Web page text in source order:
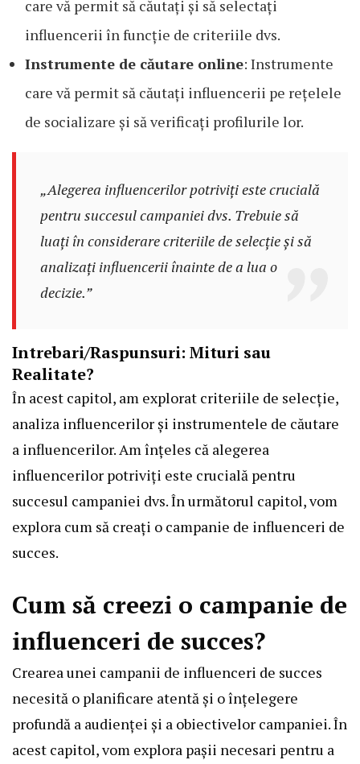
care vă permit să căutați și să selectați
influencerii în funcție de criteriile dvs.
Instrumente de căutare online: Instrumente
care vă permit să căutați influencerii pe rețelele
de socializare și să verificați profilurile lor.
„Alegerea influencerilor potriviți este crucială
pentru succesul campaniei dvs. Trebuie să
luați în considerare criteriile de selecție și să
analizați influencerii înainte de a lua o
decizie.”
Intrebari/Raspunsuri: Mituri sau
Realitate?
În acest capitol, am explorat criteriile de selecție,
analiza influencerilor și instrumentele de căutare
a influencerilor. Am înțeles că alegerea
influencerilor potriviți este crucială pentru
succesul campaniei dvs. În următorul capitol, vom
explora cum să creați o campanie de influenceri de
succes.
Cum să creezi o campanie de
influenceri de succes?
Crearea unei campanii de influenceri de succes
necesită o planificare atentă și o înțelegere
profundă a audienței și a obiectivelor campaniei. În
acest capitol, vom explora pașii necesari pentru a